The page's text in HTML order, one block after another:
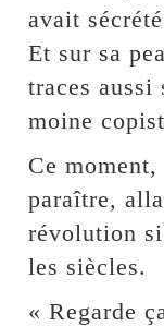
avait
Et sur sa
traces aussi
moine
Ce
paraître,
révolution
les siècles.
« Regarde